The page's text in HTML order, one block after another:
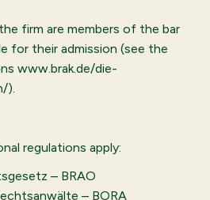
firm are members of the bar
for their admission (see the
www.brak.de/die-
).
regulations apply:
– BRAO
– BORA